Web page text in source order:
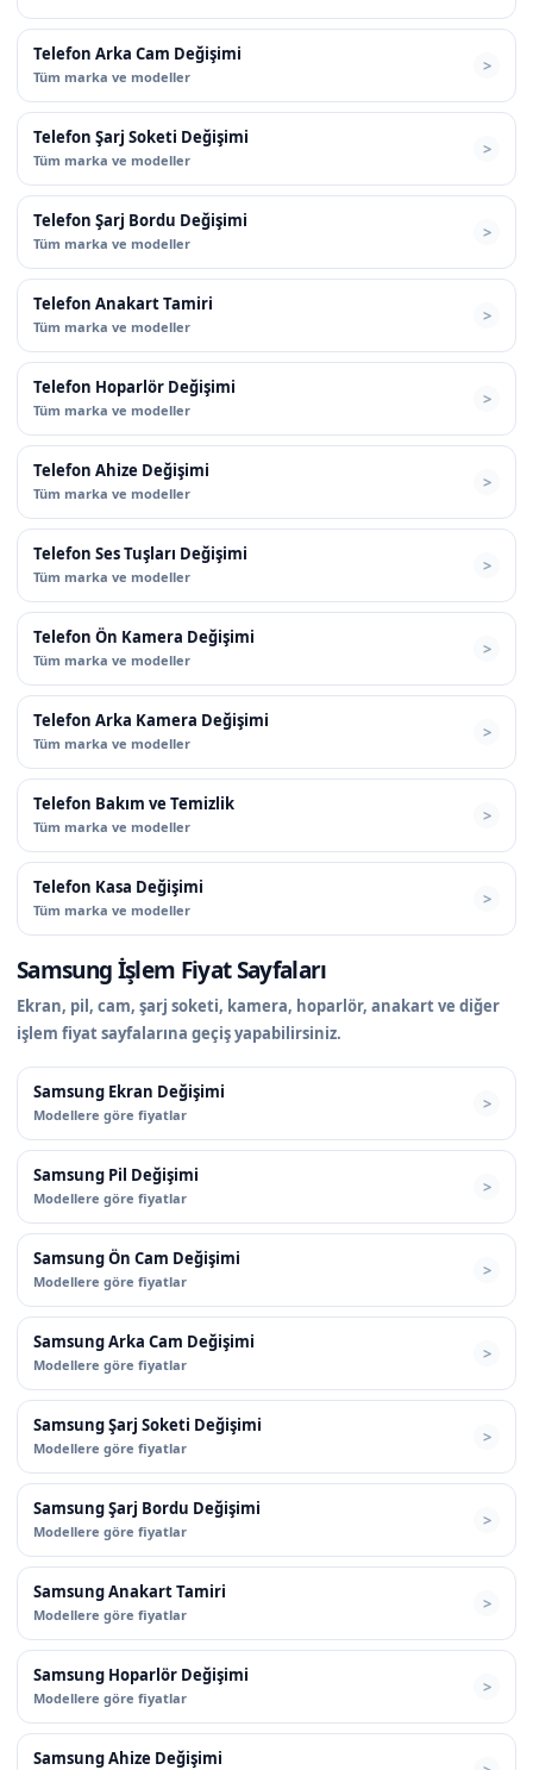
Telefon Arka Cam Değişimi
Tüm marka ve modeller
Telefon Şarj Soketi Değişimi
Tüm marka ve modeller
Telefon Şarj Bordu Değişimi
Tüm marka ve modeller
Telefon Anakart Tamiri
Tüm marka ve modeller
Telefon Hoparlör Değişimi
Tüm marka ve modeller
Telefon Ahize Değişimi
Tüm marka ve modeller
Telefon Ses Tuşları Değişimi
Tüm marka ve modeller
Telefon Ön Kamera Değişimi
Tüm marka ve modeller
Telefon Arka Kamera Değişimi
Tüm marka ve modeller
Telefon Bakım ve Temizlik
Tüm marka ve modeller
Telefon Kasa Değişimi
Tüm marka ve modeller
Samsung İşlem Fiyat Sayfaları
Ekran, pil, cam, şarj soketi, kamera, hoparlör, anakart ve diğer
işlem fiyat sayfalarına geçiş yapabilirsiniz.
Samsung Ekran Değişimi
Modellere göre fiyatlar
Samsung Pil Değişimi
Modellere göre fiyatlar
Samsung Ön Cam Değişimi
Modellere göre fiyatlar
Samsung Arka Cam Değişimi
Modellere göre fiyatlar
Samsung Şarj Soketi Değişimi
Modellere göre fiyatlar
Samsung Şarj Bordu Değişimi
Modellere göre fiyatlar
Samsung Anakart Tamiri
Modellere göre fiyatlar
Samsung Hoparlör Değişimi
Modellere göre fiyatlar
Samsung Ahize Değişimi